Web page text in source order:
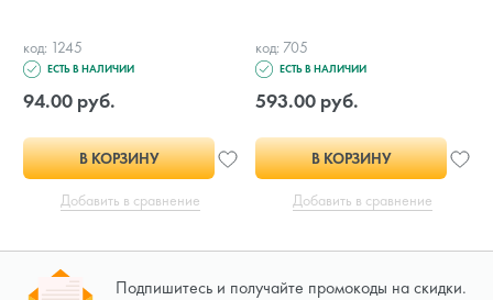
код: 1245
ЕСТЬ В НАЛИЧИИ
94.00 руб.
В КОРЗИНУ
Добавить в сравнение
код: 705
ЕСТЬ В НАЛИЧИИ
593.00 руб.
В КОРЗИНУ
Добавить в сравнение
Подпишитесь и получайте промокоды на скидки.